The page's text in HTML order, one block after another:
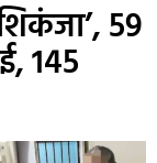
59
145